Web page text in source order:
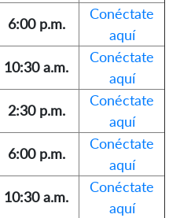
6:00 p.m.
Conéctate
aquí
10:30 a.m.
Conéctate
aquí
2:30 p.m.
Conéctate
aquí
6:00 p.m.
Conéctate
aquí
10:30 a.m.
Conéctate
aquí